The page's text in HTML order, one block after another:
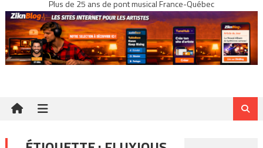
Plus de 25 ans de pont musical France-Québec